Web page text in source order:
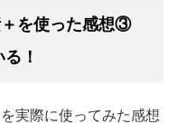
を使った感想③
！
実際に使ってみた感想